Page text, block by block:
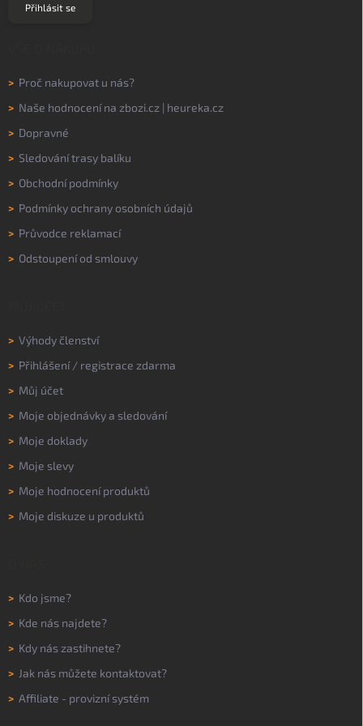
Přihlásit se
> Proč nakupovat u nás?
> Naše hodnocení na zbozi.cz | heureka.cz
> Dopravné
> Sledování trasy balíku
> Obchodní podmínky
> Podmínky ochrany osobních údajů
> Průvodce reklamací
> Odstoupení od smlouvy
> Výhody členství
> Přihlášení/ registrace zdarma
> Můj účet
> Moje objednávky a sledování
> Moje doklady
> Moje slevy
> Moje hodnocení produktů
> Moje diskuze u produktů
> Kdo jsme?
> Kde nás najdete?
> Kdy nás zastihnete?
> Jak nás můžete kontaktovat?
> Affiliate - provizní systém